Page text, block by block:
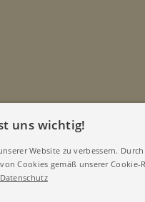
uns wichtig!
Website zu verbessern.
Cookies gemäß unserer Cookie-